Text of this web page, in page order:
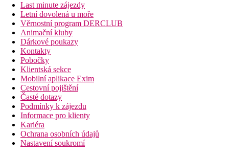
Last minute zájezdy
Letní dovolená u moře
Věrnostní program DERCLUB
Animační kluby
Dárkové poukazy
Kontakty
Pobočky
Klientská sekce
Mobilní aplikace Exim
Cestovní pojištění
Časté dotazy
Podmínky k zájezdu
Informace pro klienty
Kariéra
Ochrana osobních údajů
Nastavení soukromí